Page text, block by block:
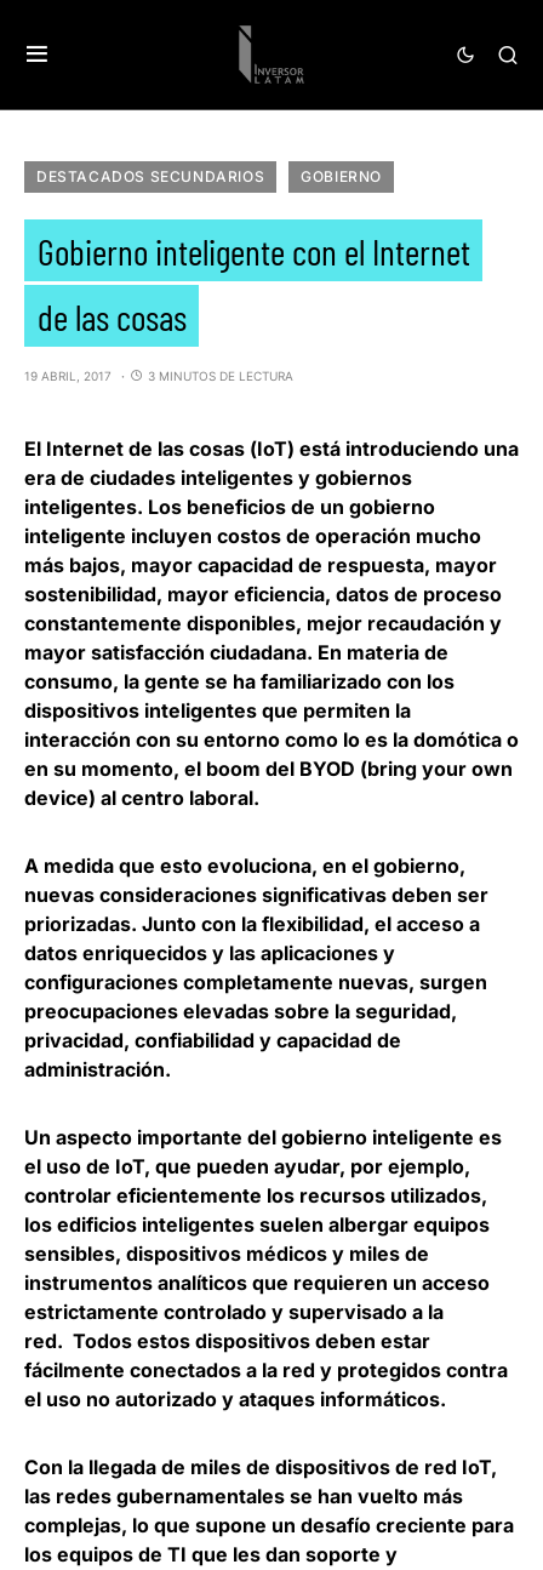
DESTACADOS SECUNDARIOS GOBIERNO
Gobierno inteligente con el Internet
de las cosas
19 ABRIL, 2017 3 MINUTOS DE LECTURA
El Internet de las cosas (IoT) está introduciendo una
era de ciudades inteligentes y gobiernos
inteligentes. Los beneficios de un gobierno
inteligente incluyen costos de operación mucho
más bajos, mayor capacidad de respuesta, mayor
sostenibilidad, mayor eficiencia, datos de proceso
constantemente disponibles, mejor recaudación y
mayor satisfacción ciudadana. En materia de
consumo, la gente se ha familiarizado con los
dispositivos inteligentes que permiten la
interacción con su entorno como lo es la domótica o
en su momento, el boom del BYOD (bring your own
device) al centro laboral.
A medida que esto evoluciona, en el gobierno,
nuevas consideraciones significativas deben ser
priorizadas. Junto con la flexibilidad, el acceso a
datos enriquecidos y las aplicaciones y
configuraciones completamente nuevas, surgen
preocupaciones elevadas sobre la seguridad,
privacidad, confiabilidad y capacidad de
administración.
Un aspecto importante del gobierno inteligente es
el uso de IoT, que pueden ayudar, por ejemplo,
controlar eficientemente los recursos utilizados,
los edificios inteligentes suelen albergar equipos
sensibles, dispositivos médicos y miles de
instrumentos analíticos que requieren un acceso
estrictamente controlado y supervisado a la
red. Todos estos dispositivos deben estar
fácilmente conectados a la red y protegidos contra
el uso no autorizado y ataques informáticos.
Con la llegada de miles de dispositivos de red IoT,
las redes gubernamentales se han vuelto más
complejas, lo que supone un desafío creciente para
los equipos de TI que les dan soporte y